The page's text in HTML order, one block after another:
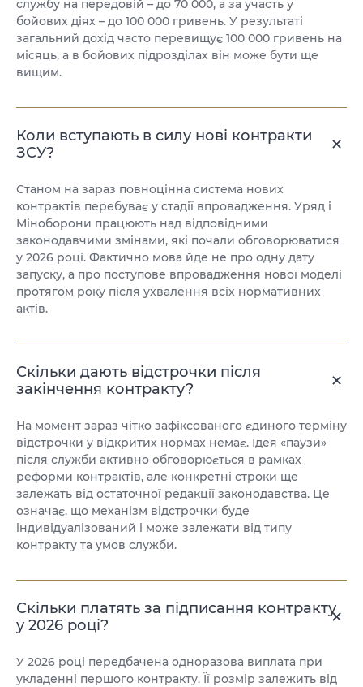
службу на передовій – до 70 000, а за участь у
бойових діях – до 100 000 гривень. У результаті
загальний дохід часто перевищує 100 000 гривень на
місяць, а в бойових підрозділах він може бути ще
вищим.
Коли вступають в силу нові контракти
ЗСУ?
Станом на зараз повноцінна система нових
контрактів перебуває у стадії впровадження. Уряд і
Міноборони працюють над відповідними
законодавчими змінами, які почали обговорюватися
у 2026 році. Фактично мова йде не про одну дату
запуску, а про поступове впровадження нової моделі
протягом року після ухвалення всіх нормативних
актів.
Скільки дають відстрочки після
закінчення контракту?
На момент зараз чітко зафіксованого єдиного терміну
відстрочки у відкритих нормах немає. Ідея «паузи»
після служби активно обговорюється в рамках
реформи контрактів, але конкретні строки ще
залежать від остаточної редакції законодавства. Це
означає, що механізм відстрочки буде
індивідуалізований і може залежати від типу
контракту та умов служби.
Скільки платять за підписання контракту
у 2026 році?
У 2026 році передбачена одноразова виплата при
укладенні першого контракту. Її розмір залежить від